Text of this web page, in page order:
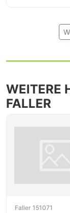
WEITERE
FALLER
Faller 151071